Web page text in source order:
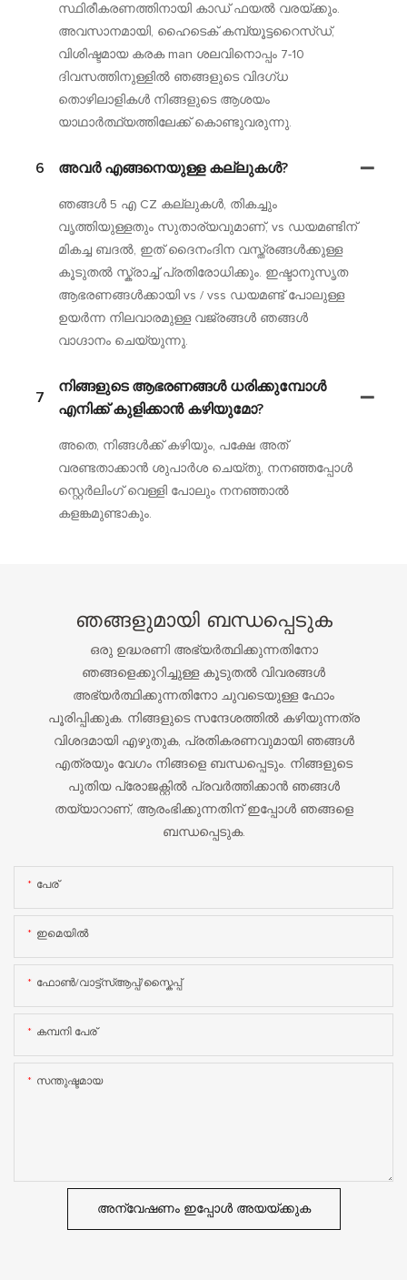
സ്ഥിരീകരണത്തിനായി കാഡ് ഫയൽ വരയ്ക്കും.
അവസാനമായി, ഹൈടെക് കമ്പ്യൂട്ടറൈസ്ഡ്,
വിശിഷ്ടമായ കരക man ശലവിനൊപ്പം 7-10
ദിവസത്തിനുള്ളിൽ ഞങ്ങളുടെ വിദഗ്ധ
തൊഴിലാളികൾ നിങ്ങളുടെ ആശയം
യാഥാർത്ഥ്യത്തിലേക്ക് കൊണ്ടുവരുന്നു.
6 അവർ എങ്ങനെയുള്ള കല്ലുകൾ?
ഞങ്ങൾ 5 എ CZ കല്ലുകൾ, തികച്ചും
വൃത്തിയുള്ളതും സുതാര്യവുമാണ്, vs ഡയമണ്ടിന്
മികച്ച ബദൽ, ഇത് ദൈനംദിന വസ്ത്രങ്ങൾക്കുള്ള
കൂടുതൽ സ്ക്രാച്ച് പ്രതിരോധിക്കും. ഇഷ്ടാനുസൃത
ആഭരണങ്ങൾക്കായി vs / vss ഡയമണ്ട് പോലുള്ള
ഉയർന്ന നിലവാരമുള്ള വജ്രങ്ങൾ ഞങ്ങൾ
വാഗ്ദാനം ചെയ്യുന്നു.
7
നിങ്ങളുടെ ആഭരണങ്ങൾ ധരിക്കുമ്പോൾ
എനിക്ക് കുളിക്കാൻ കഴിയുമോ?
അതെ, നിങ്ങൾക്ക് കഴിയും, പക്ഷേ അത്
വരണ്ടതാക്കാൻ ശുപാർശ ചെയ്തു, നനഞ്ഞപ്പോൾ
സ്റ്റെർലിംഗ് വെള്ളി പോലും നനഞ്ഞാൽ
കളങ്കമുണ്ടാകും.
ഞങ്ങളുമായി ബന്ധപ്പെടുക
ഒരു ഉദ്ധരണി അഭ്യർത്ഥിക്കുന്നതിനോ
ഞങ്ങളെക്കുറിച്ചുള്ള കൂടുതൽ വിവരങ്ങൾ
അഭ്യർത്ഥിക്കുന്നതിനോ ചുവടെയുള്ള ഫോം
പൂരിപ്പിക്കുക. നിങ്ങളുടെ സന്ദേശത്തിൽ കഴിയുന്നത്ര
വിശദമായി എഴുതുക, പ്രതികരണവുമായി ഞങ്ങൾ
എത്രയും വേഗം നിങ്ങളെ ബന്ധപ്പെടും. നിങ്ങളുടെ
പുതിയ പ്രോജക്റ്റിൽ പ്രവർത്തിക്കാൻ ഞങ്ങൾ
തയ്യാറാണ്, ആരംഭിക്കുന്നതിന് ഇപ്പോൾ ഞങ്ങളെ
ബന്ധപ്പെടുക.
പേര്
ഇമെയിൽ
ഫോൺ/വാട്ട്‌സ്ആപ്പ്/സ്കൈപ്പ്
കമ്പനി പേര്
സന്തുഷ്ടമായ
അന്വേഷണം ഇപ്പോൾ അയയ്ക്കുക